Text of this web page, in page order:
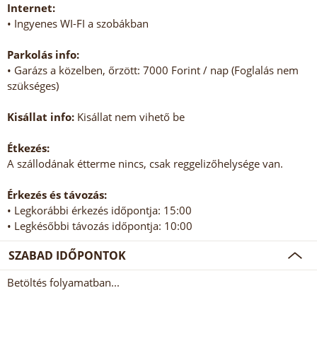
Internet:
• Ingyenes WI-FI a szobákban
Parkolás info:
• Garázs a közelben, őrzött: 7000 Forint / nap (Foglalás nem
szükséges)
Kisállat info: Kisállat nem vihető be
Étkezés:
A szállodának étterme nincs, csak reggelizőhelysége van.
Érkezés és távozás:
• Legkorábbi érkezés időpontja: 15:00
• Legkésőbbi távozás időpontja: 10:00
SZABAD IDŐPONTOK
Betöltés folyamatban...